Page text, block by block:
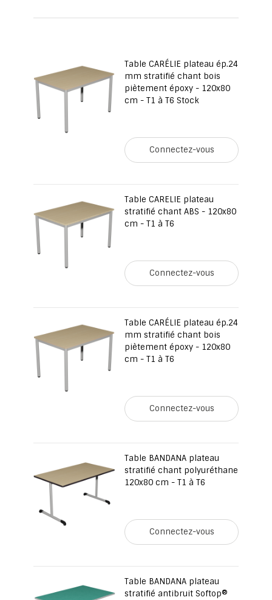
Table CARÉLIE plateau ép.24
mm stratifié chant bois
piètement époxy - 120x80
cm - T1 à T6 Stock
Connectez-vous
Table CARELIE plateau
stratifié chant ABS - 120x80
cm - T1 à T6
Connectez-vous
Table CARÉLIE plateau ép.24
mm stratifié chant bois
piètement époxy - 120x80
cm - T1 à T6
Connectez-vous
Table BANDANA plateau
stratifié chant polyuréthane
120x80 cm - T1 à T6
Connectez-vous
Table BANDANA plateau
stratifié antibruit Softop®